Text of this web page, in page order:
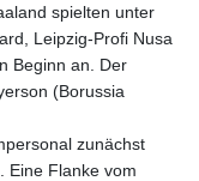
spielten unter
Leipzig-Profi Nusa
Beginn an. Der
(Borussia
zunächst
Eine Flanke vom